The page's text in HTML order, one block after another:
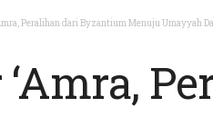
Peralihan dari Byzantium Menuju Umayyah
‘Amra,